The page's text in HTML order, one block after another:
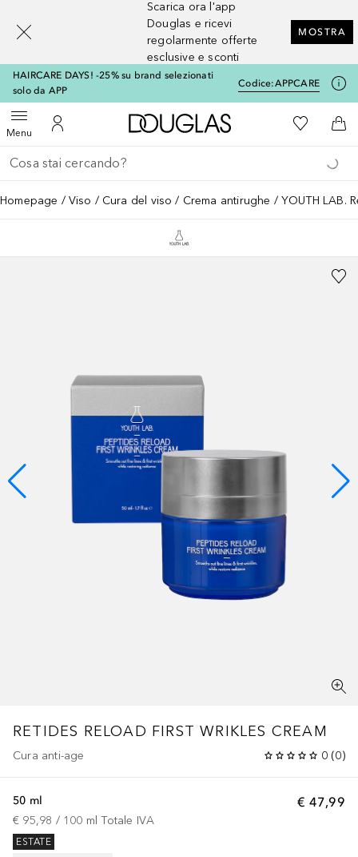
Scarica ora l'app
Douglas e ricevi
regolarmente offerte
esclusive e sconti
MOSTRA
HAIRCARE DAYS! -25% su brand selezionati
solo da APP
Codice:APPCARE
MenuApri menuAl Mio Account
A Douglas HomeAlla Mia
Al
Torna indietro
Esegui ricerca
Homepage Viso Cura del viso Crema antirughe YOUTH LAB.
RETIDES RELOAD FIRST WRIKLES CREAM
Cura anti-age 0 (0)
€ 47,99
50 ml
€ 95,98 / 100 ml Totale IVA
ESTATE
[navigation.slideout.screenreader]